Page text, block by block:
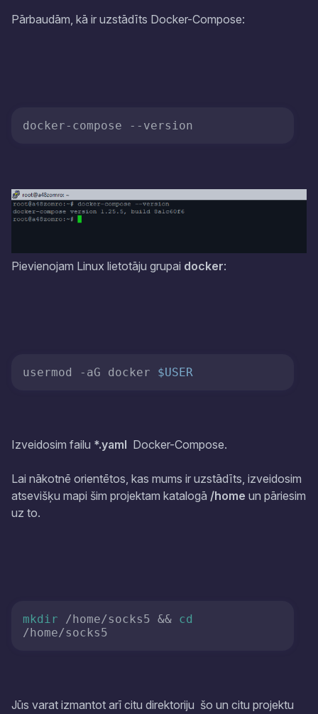
Pārbaudām, kā ir uzstādīts Docker-Compose:
docker-compose --version
Pievienojam Linux lietotāju grupai docker:
usermod -aG docker $USER
Izveidosim failu *.yaml Docker-Compose.
Lai nākotnē orientētos, kas mums ir uzstādīts, izveidosim
atsevišķu mapi šim projektam katalogā /home un pāriesim
uz to.
mkdir /home/socks5 && cd
/home/socks5
Jūs varat izmantot arī citu direktoriju šo un citu projektu